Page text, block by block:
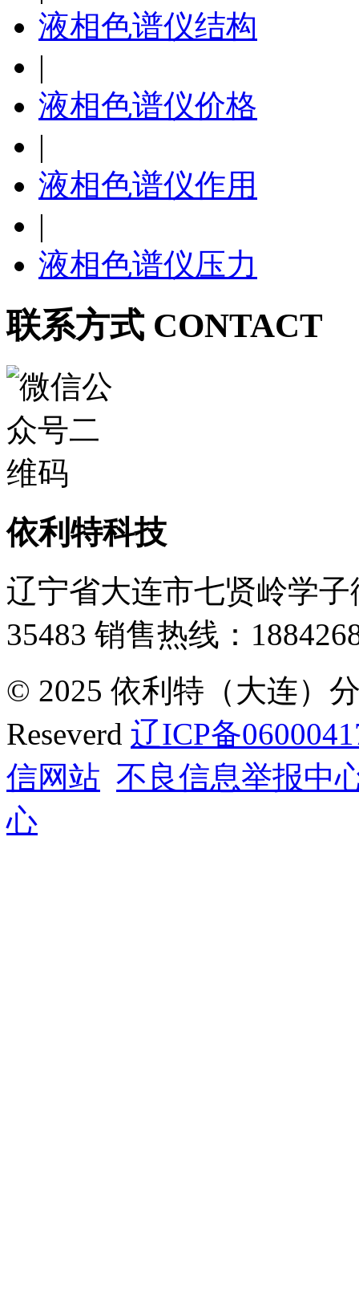
液相色谱仪结构
|
液相色谱仪价格
|
液相色谱仪作用
|
液相色谱仪压力
联系方式 CONTACT
依利特科技
辽宁省大连市七贤岭学子
35483 销售热线：
© 2025 依利特（大连）
Reseverd 辽ICP备
信网站 不良信息举报中
心